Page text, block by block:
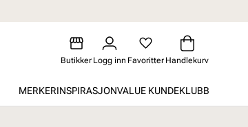
Butikker Logg inn Favoritter Handlekurv
MERKERINSPIRASJONVALUE KUNDEKLUBB